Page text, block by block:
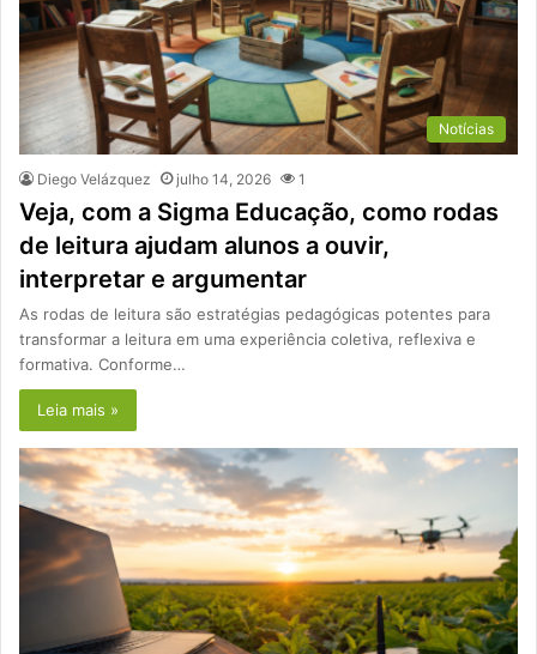
Notícias
Diego Velázquez julho 14, 2026 1
Veja, com a Sigma Educação, como rodas
de leitura ajudam alunos a ouvir,
interpretar e argumentar
As rodas de leitura são estratégias pedagógicas potentes para
transformar a leitura em uma experiência coletiva, reflexiva e
formativa. Conforme…
Leia mais »